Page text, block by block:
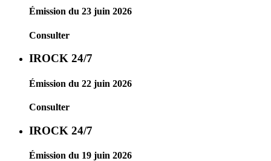
Émission du 23 juin 2026
Consulter
IROCK 24/7
Émission du 22 juin 2026
Consulter
IROCK 24/7
Émission du 19 juin 2026